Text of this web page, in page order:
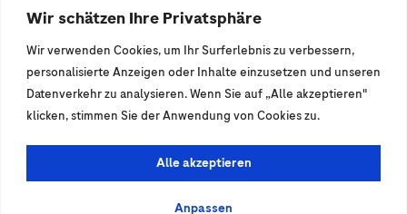
Wir schätzen Ihre Privatsphäre
Wir verwenden Cookies, um Ihr Surferlebnis zu verbessern,
personalisierte Anzeigen oder Inhalte einzusetzen und unseren
Datenverkehr zu analysieren. Wenn Sie auf „Alle akzeptieren"
klicken, stimmen Sie der Anwendung von Cookies zu.
Anpassen
Alle akzeptieren
Personalberatung
Vergünstigungen
Newsletter anmelden
Ich wäre gern dabei
Mitglied werden
© 2026 | Angestelltenverband Roche